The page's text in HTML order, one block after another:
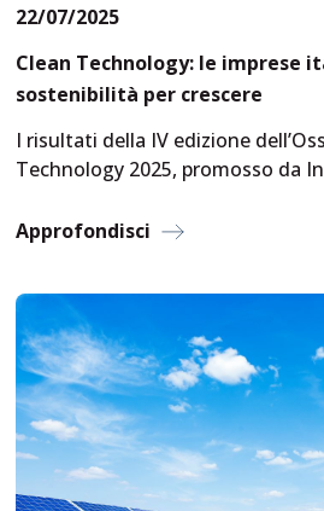
22/07/2025
Clean Technology: le imprese
sostenibilità per crescere
I risultati della IV edizione
Technology 2025, promosso da
Approfondisci